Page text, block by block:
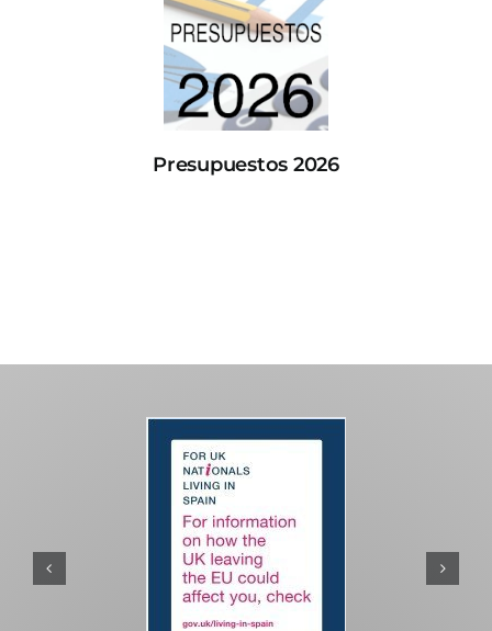
Presupuestos 2026